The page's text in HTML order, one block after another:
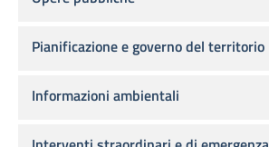
Pianificazione e governo del territorio
Informazioni ambientali